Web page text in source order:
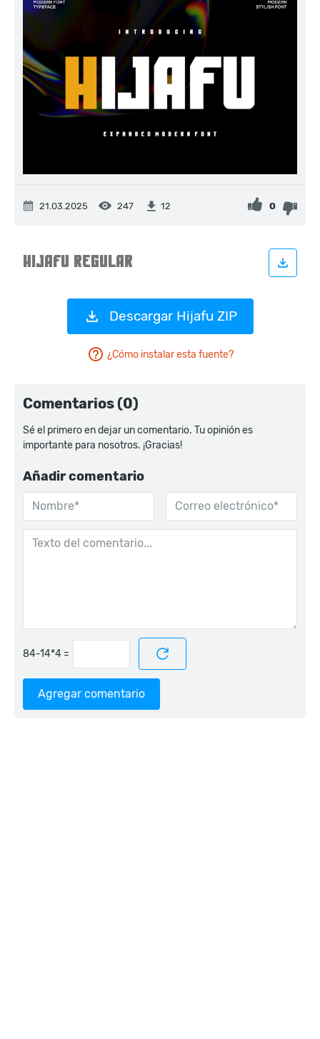
21.03.2025 247 12 0
Descargar Hijafu ZIP
¿Cómo instalar esta fuente?
Comentarios (0)
Sé el primero en dejar un comentario. Tu opinión es
importante para nosotros. ¡Gracias!
Añadir comentario
=
Agregar comentario